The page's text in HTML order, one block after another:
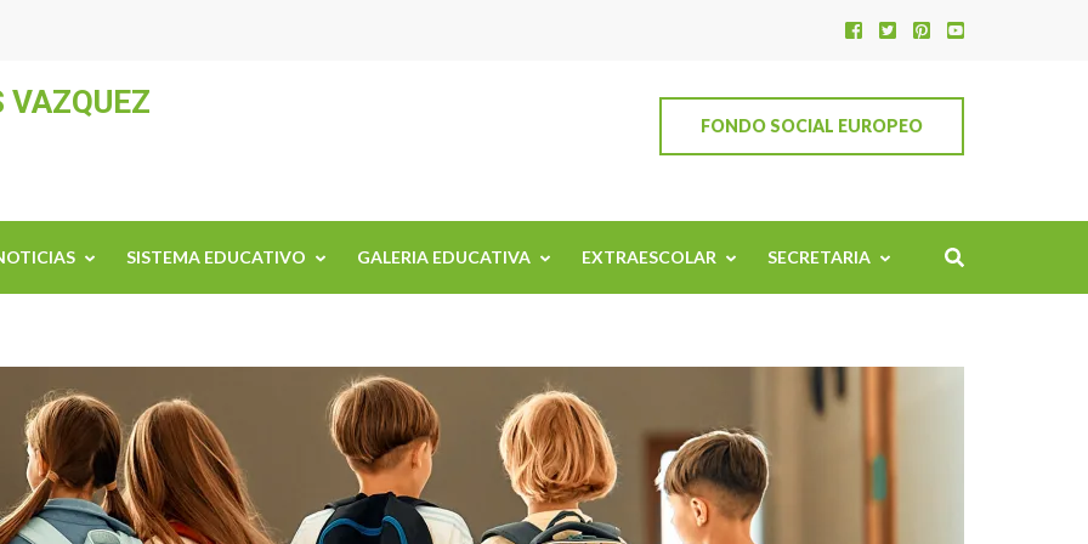
VAZQUEZ
FONDO SOCIAL EUROPEO
SISTEMA EDUCATIVO GALERIA EDUCATIVA EXTRAESCOLAR SECRETARIA